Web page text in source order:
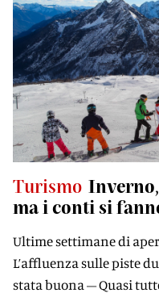
Turismo
ma i conti si
Ultime settimane di
L’affluenza sulle piste
stata buona – Quasi